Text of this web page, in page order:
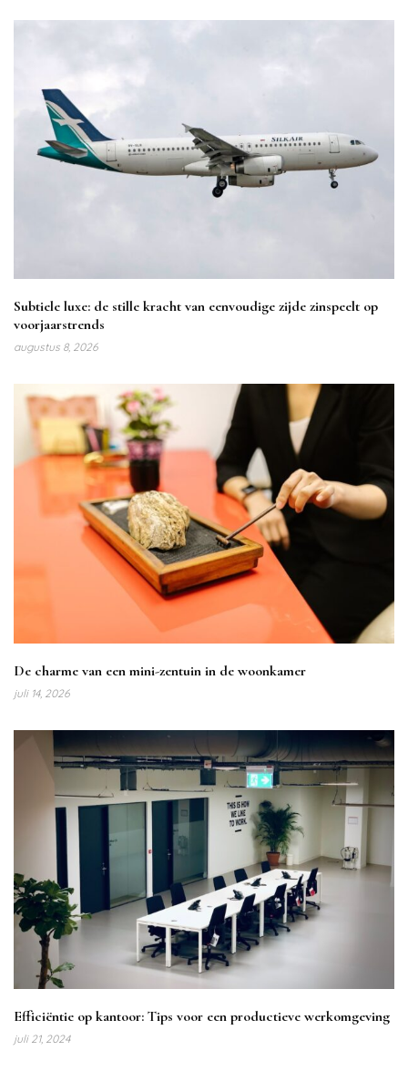
Subtiele luxe: de stille kracht van eenvoudige zijde zinspeelt op
voorjaarstrends
augustus 8, 2026
De charme van een mini-zentuin in de woonkamer
juli 14, 2026
Efficiëntie op kantoor: Tips voor een productieve werkomgeving
juli 21, 2024